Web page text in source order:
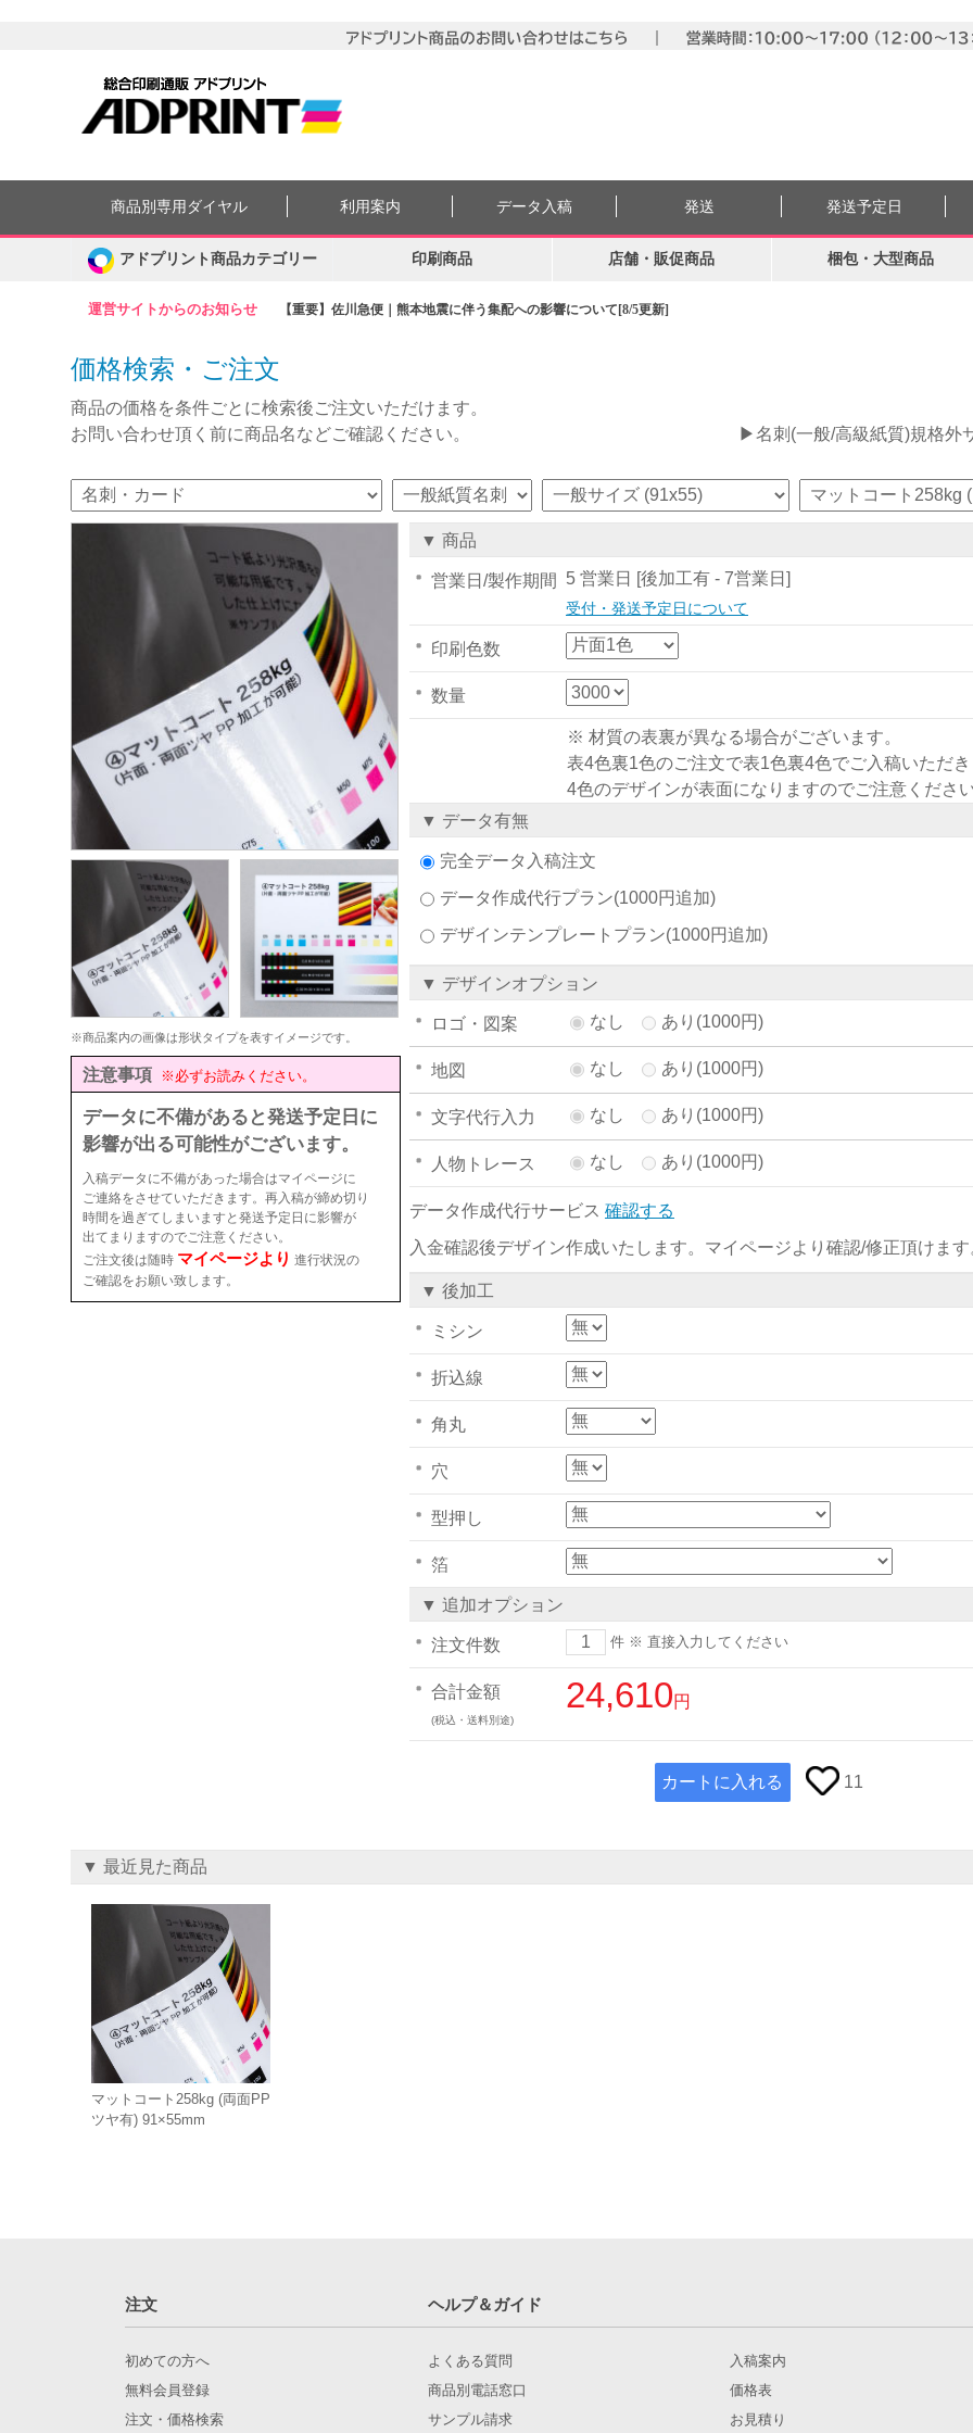
運営サイトからのお知らせ 【重要】佐川急便｜熊本地震に伴う集配への影響について[8/5更新]
商品別専用ダイヤル 利用案内 データ入稿 発送 発送予定日
アドプリント商品カテゴリー 印刷商品 店舗・販促商品 梱包・大型商品
価格検索・ご注文
商品の価格を条件ごとに検索後ご注文いただけます。
お問い合わせ頂く前に商品名などご確認ください。
▶名刺(一般/高級紙質)規格外
※商品案内の画像は形状タイプを表すイメージです。
注意事項 ※必ずお読みください。
データに不備があると発送予定日に
影響が出る可能性がございます。
入稿データに不備があった場合はマイページに
ご連絡をさせていただきます。再入稿が締め切り
時間を過ぎてしまいますと発送予定日に影響が
出てまりますのでご注意ください。
ご注文後は随時 マイページより 進行状況の
ご確認をお願い致します。
▼ 商品
営業日/製作期間 5 営業日 [後加工有 - 7営業日]
受付・発送予定日について
印刷色数
数量
※ 材質の表裏が異なる場合がございます。
表4色裏1色のご注文で表1色裏4色でご入稿いただ
4色のデザインが表面になりますのでご注意くださ
▼ データ有無
完全データ入稿注文
データ作成代行プラン(1000円追加)
デザインテンプレートプラン(1000円追加)
▼ デザインオプション
ロゴ・図案 なし あり(1000円)
地図 なし あり(1000円)
文字代行入力 なし あり(1000円)
人物トレース なし あり(1000円)
データ作成代行サービス 確認する
入金確認後デザイン作成いたします。マイページより確認/修正頂けます
▼ 後加工
ミシン
折込線
角丸
穴
型押し
箔
▼ 追加オプション
注文件数 件 ※ 直接入力してください
合計金額
(税込・送料別途)
24,610円
カートに入れる 11
▼ 最近見た商品
マットコート258kg (両面PP
ツヤ有) 91×55mm
注文 ヘルプ＆ガイド
初めての方へ
無料会員登録
注文・価格検索
よくある質問
商品別電話窓口
サンプル請求
入稿案内
価格表
お見積り